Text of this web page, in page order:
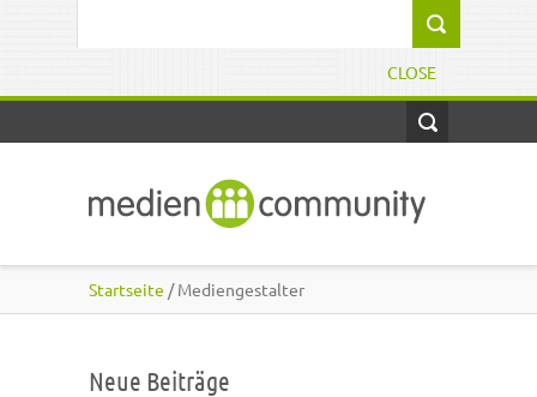
CLOSE
Startseite / Mediengestalter
Neue Beiträge